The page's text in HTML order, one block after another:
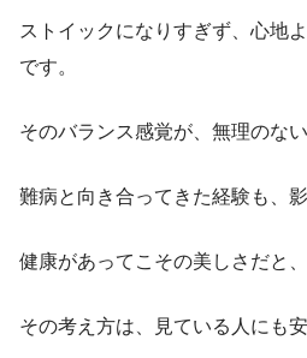
ストイックになりすぎず、心地
です。
そのバランス感覚が、無理のな
難病と向き合ってきた経験も、
健康があってこその美しさだと
その考え方は、見ている人にも